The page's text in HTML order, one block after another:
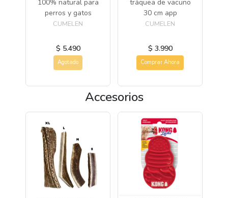
100% natural para
perros y gatos
CUMELEN
$ 5.490
Agotado
tráquea de vacuno
30 cm app
CUMELEN
$ 3.990
Comprar Ahora
Accesorios